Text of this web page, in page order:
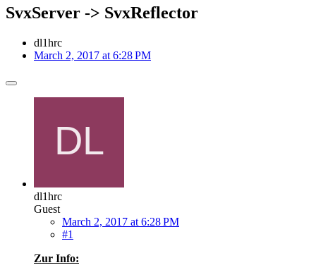
SvxServer -> SvxReflector
dl1hrc
March 2, 2017 at 6:28 PM
dl1hrc
Guest
March 2, 2017 at 6:28 PM
#1
Zur Info: